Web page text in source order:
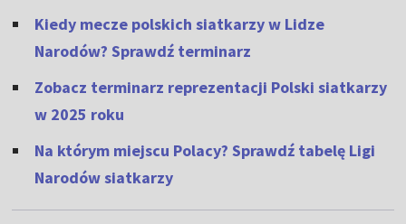
Kiedy mecze polskich siatkarzy w Lidze
Narodów? Sprawdź terminarz
Zobacz terminarz reprezentacji Polski siatkarzy
w 2025 roku
Na którym miejscu Polacy? Sprawdź tabelę Ligi
Narodów siatkarzy